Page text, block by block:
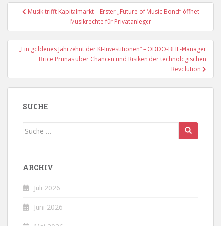
Beitragsnavigation
Musik trifft Kapitalmarkt – Erster „Future of Music Bond“ öffnet
Musikrechte für Privatanleger
„Ein goldenes Jahrzehnt der KI-Investitionen“ – ODDO-BHF-Manager
Brice Prunas über Chancen und Risiken der technologischen
Revolution
SUCHE
Suche
ARCHIV
Juli 2026
Juni 2026